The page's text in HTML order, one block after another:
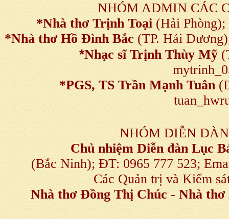
NHÓM ADMIN CÁC
*Nhà thơ Trịnh Toại (Hải
*Nhà thơ Hồ Đình Bắc (TP. Hải
*Nhạc sĩ Trịnh Thùy Mỹ
*PGS, TS Trần Mạnh Tuân
NHÓM DIỄN
Chủ nhiệm Diễn đàn Lục
(Bắc Ninh); ĐT: 0965 777 523;
Các Quản trị và Kiểm
Nhà thơ Đồng Thị Chúc - Nhà thơ